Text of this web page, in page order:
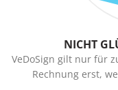
NICHT
VeDoSign gilt nur für
Rechnung erst,